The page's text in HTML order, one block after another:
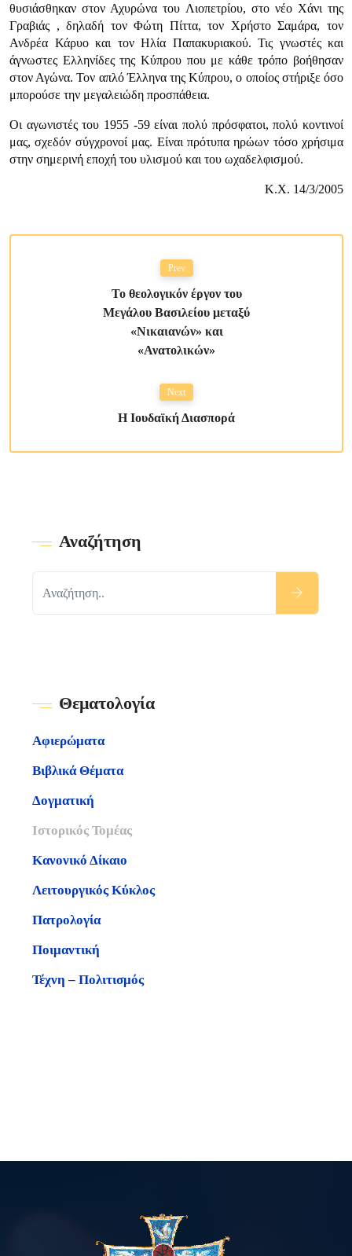
θυσιάσθηκαν στον Αχυρώνα του Λιοπετρίου, στο νέο Χάνι της
Γραβιάς , δηλαδή τον Φώτη Πίττα, τον Χρήστο Σαμάρα, τον
Ανδρέα Κάρυο και τον Ηλία Παπακυριακού. Τις γνωστές και
άγνωστες Ελληνίδες της Κύπρου που με κάθε τρόπο βοήθησαν
στον Αγώνα. Τον απλό Έλληνα της Κύπρου, ο οποίος στήριξε όσο
μπορούσε την μεγαλειώδη προσπάθεια.
Οι αγωνιστές του 1955 -59 είναι πολύ πρόσφατοι, πολύ κοντινοί
μας, σχεδόν σύγχρονοί μας. Είναι πρότυπα ηρώων τόσο χρήσιμα
στην σημερινή εποχή του υλισμού και του ωχαδελφισμού.
Κ.Χ. 14/3/2005
Prev
Το θεολογικόν έργον του
Μεγάλου Βασιλείου μεταξύ
«Νικαιανών» και
«Ανατολικών»
Next
Η Ιουδαϊκή Διασπορά
Αναζήτηση
Θεματολογία
Αφιερώματα
Βιβλικά Θέματα
Δογματική
Ιστορικός Τομέας
Κανονικό Δίκαιο
Λειτουργικός Κύκλος
Πατρολογία
Ποιμαντική
Τέχνη – Πολιτισμός